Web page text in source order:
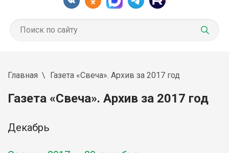
Главная Газета «Свеча». Архив за 2017 год
Газета «Свеча». Архив за 2017 год
Декабрь